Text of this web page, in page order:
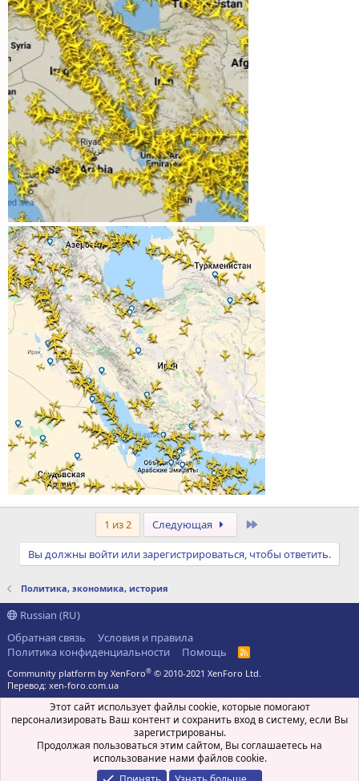
1 из 2 Следующая
Вы должны войти или зарегистрироваться, чтобы ответить.
Политика, экономика, история
Russian (RU)
Обратная связь
Условия и правила
Политика конфиденциальности
Помощь
R
S
Community platform by XenForo® © 2010-2021 XenForo Ltd.
Перевод: xen-foro.com.ua
Этот сайт использует файлы cookie, которые помогают
персонализировать Ваш контент и сохранить вход в систему, если Вы
зарегистрированы.
Продолжая пользоваться этим сайтом, Вы соглашаетесь на
использование нами файлов cookie.